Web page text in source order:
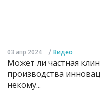
03 апр 2024 / Видео
Может ли частная
производства
некому...